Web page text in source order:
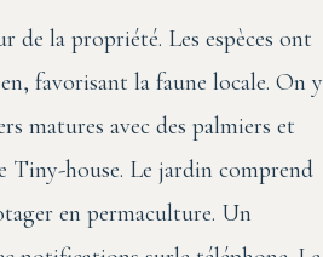
de la propriété. Les espèces ont
favorisant la faune locale. On y
matures avec des palmiers et
Tiny-house. Le jardin comprend
en permaculture. Un